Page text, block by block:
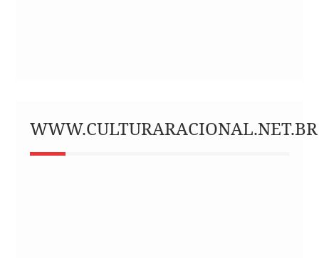
WWW.CULTURARACIONAL.NET.BR